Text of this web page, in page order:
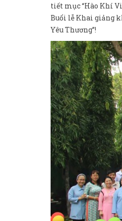
tiết mục “Hào Khí
Buổi lễ Khai giảng
Yêu Thương”!